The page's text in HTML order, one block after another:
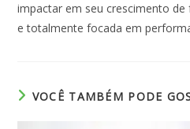
impactar em seu crescimento
e totalmente focada em
VOCÊ TAMBÉM PODE